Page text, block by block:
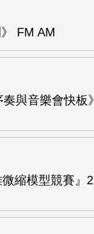
FM AM
與音樂會快板》
縮模型競賽』2